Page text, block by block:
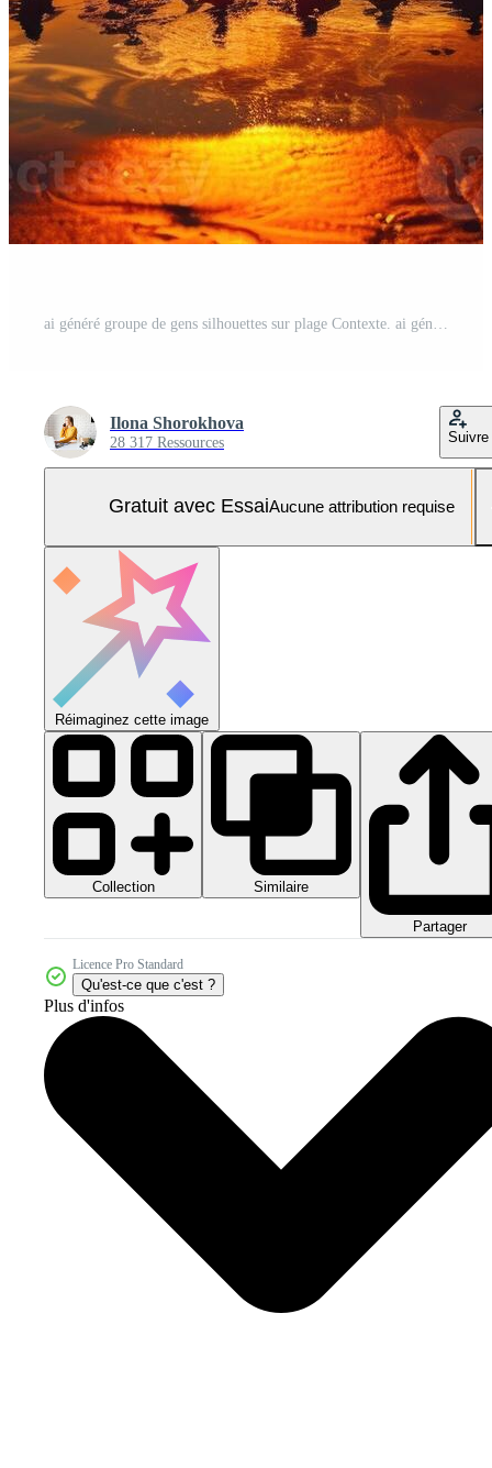
Ilona Shorokhova
28 317 Ressources Suivre
Gratuit avec EssaiAucune attribution requise
Réimaginez cette image
Collection Similaire
Partager
Licence Pro Standard
Qu'est-ce que c'est ?
Plus d'infos